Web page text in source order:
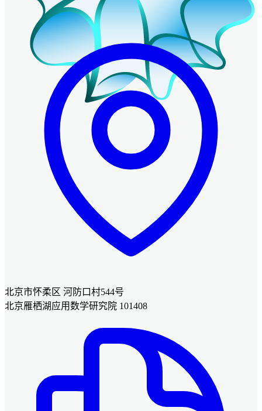
北京市怀柔区 河防口村544号
北京雁栖湖应用数学研究院 101408